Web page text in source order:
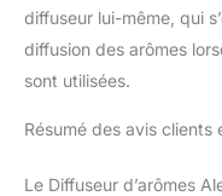
responsables
l'équipement
trouver une
diffuseur lui-même, qui
diffusion des arômes
sont utilisées.
Résumé des avis clients
Le Diffuseur d’arômes